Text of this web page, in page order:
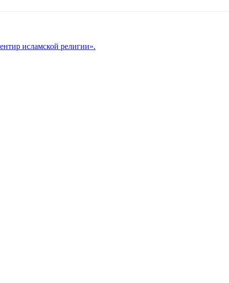
исламской религии».